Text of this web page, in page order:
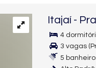
Itajaí -
4
3 vagas
5